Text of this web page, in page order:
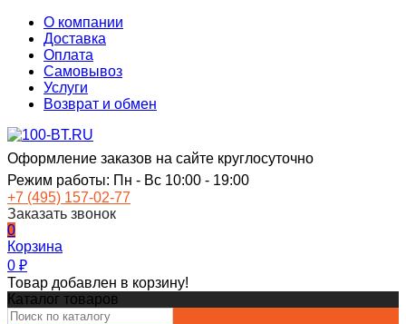
О компании
Доставка
Оплата
Самовывоз
Услуги
Возврат и обмен
Оформление заказов на сайте круглосуточно
Режим работы: Пн - Вс 10:00 - 19:00
+7 (495) 157-02-77
Заказать звонок
0
Корзина
0 ₽
Товар добавлен в корзину!
Каталог товаров